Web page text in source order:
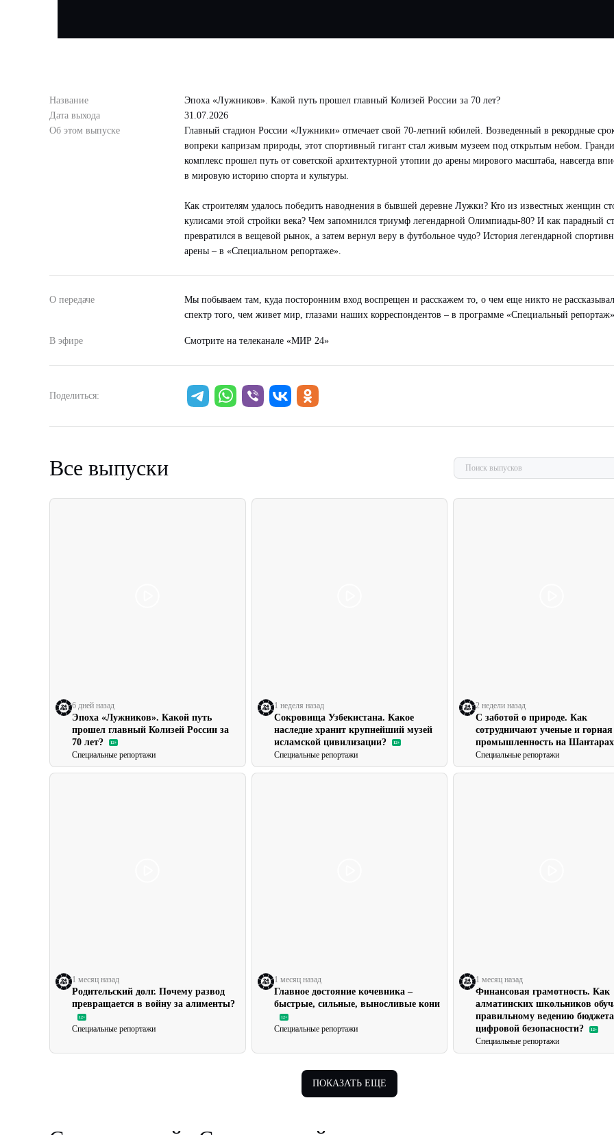
Название
Эпоха «Лужников». Какой путь прошел главный Колизей России за 70 лет?
Дата выхода
31.07.2026
Об этом выпуске
Главный стадион России «Лужники» отмечает свой 70-летний юбилей. Возведенный в рекордные
вопреки капризам природы, этот спортивный гигант стал живым музеем под открытым небом.
комплекс прошел путь от советской архитектурной утопии до арены мирового масштаба, навсегда
в мировую историю спорта и культуры.
Как строителям удалось победить наводнения в бывшей деревне Лужки? Кто из известных женщин
кулисами этой стройки века? Чем запомнился триумф легендарной Олимпиады-80? И как парадный
превратился в вещевой рынок, а затем вернул веру в футбольное чудо? История легендарной
арены – в «Специальном репортаже».
О передаче
Мы побываем там, куда посторонним вход воспрещен и расскажем то, о чем еще никто не
спектр того, чем живет мир, глазами наших корреспондентов – в программе «Специальный
В эфире Смотрите на телеканале «МИР 24»
Поделиться:
Все выпуски
6 дней назад
Эпоха «Лужников». Какой путь
прошел главный Колизей России за
70 лет?
12+
Специальные репортажи
1 неделя назад
Сокровища Узбекистана. Какое
наследие хранит крупнейший музей
исламской цивилизации?
12+
Специальные репортажи
2 недели назад
С заботой о природе. Как
сотрудничают ученые и горная
промышленность на
Специальные репортажи
1 месяц назад
Родительский долг. Почему развод
превращается в войну за алименты?
12+
Специальные репортажи
1 месяц назад
Главное достояние кочевника –
быстрые, сильные, выносливые кони
12+
Специальные репортажи
1 месяц назад
Финансовая грамотность. Как
алматинских школьников
правильному ведению
цифровой безопасности?
12+
Специальные репортажи
ПОКАЗАТЬ ЕЩЕ